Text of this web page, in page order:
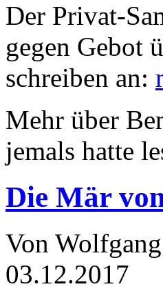
Der Privat-
gegen Gebot
schreiben an:
Mehr über
jemals hatte
Die Mär
Von
03.12.2017